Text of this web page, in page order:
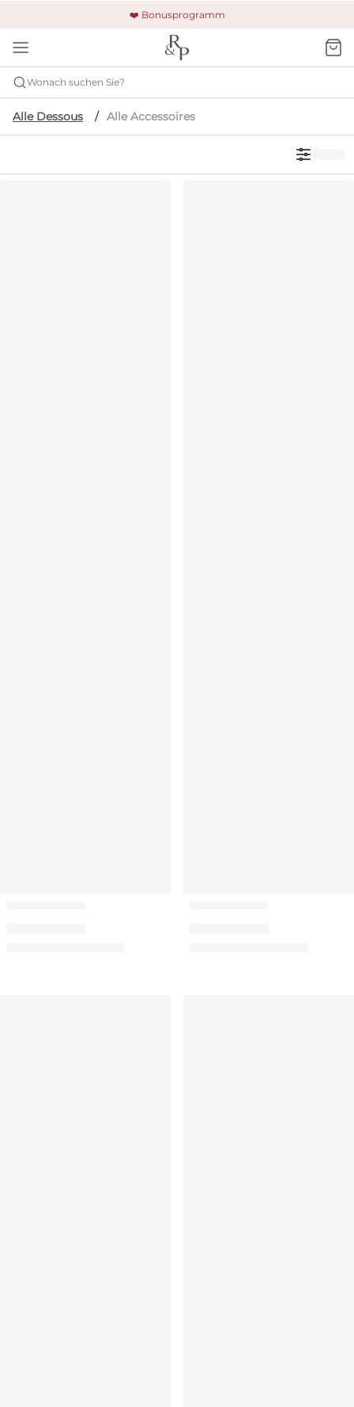
❤️ Bonusprogramm
🚚 Kostenloser Versand und Rückgabe
🔒 Gesicherte Zahlung
Wonach suchen Sie?
Alle Dessous Alle Accessoires